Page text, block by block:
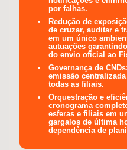
por falhas.
Redução de
de cruzar, auditar e
em um único
autuações
do envio oficial ao
Governança de CNDs:
emissão
todas as filiais.
Orquestração e
cronograma
esferas e filiais em
gargalos de última
dependência de